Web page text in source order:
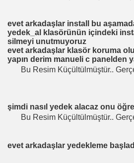
evet arkadaşlar install bu
yedek_al klasörünün içindeki
silmeyi unutmuyoruz
evet arkadaşlar klasör koruma
yapın derim manueli c panelden
Bu Resim Küçültülmüştür..
şimdi nasıl yedek alacaz onu
Bu Resim Küçültülmüştür..
evet arkadaşlar yedekleme